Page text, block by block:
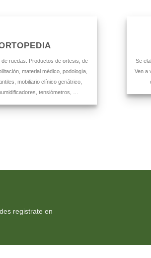
de ruedas. Productos de ortesis, de
material médico, podología,
mobiliario clínico geriátrico,
tensiómetros, …
Se
Ven a
registrate en